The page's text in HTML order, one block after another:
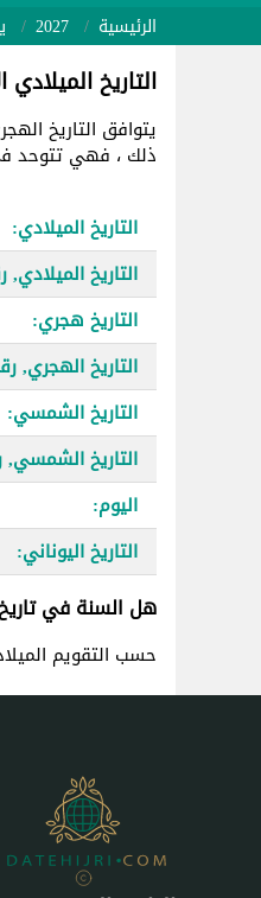
الرئيسية 2027
التاريخ الميلادي الاثنين، ١١ يناير ٢٠٢٧
يتوافق التاريخ الهجري 3/8/1448 مع التاريخ
ذلك ، فهي تتوحد في
التاريخ الميلادي:
التاريخ
التاريخ هجري:
التاريخ الهجري,
التاريخ الشمسي:
التاريخ
اليوم:
التاريخ اليوناني:
هل السنة في تاريخ ١١ يناير ٢٠٢٧ م سنة
حسب التقويم